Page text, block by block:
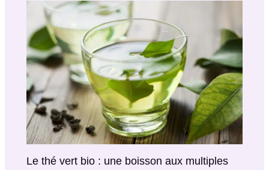
Le thé vert bio : une boisson aux multiples